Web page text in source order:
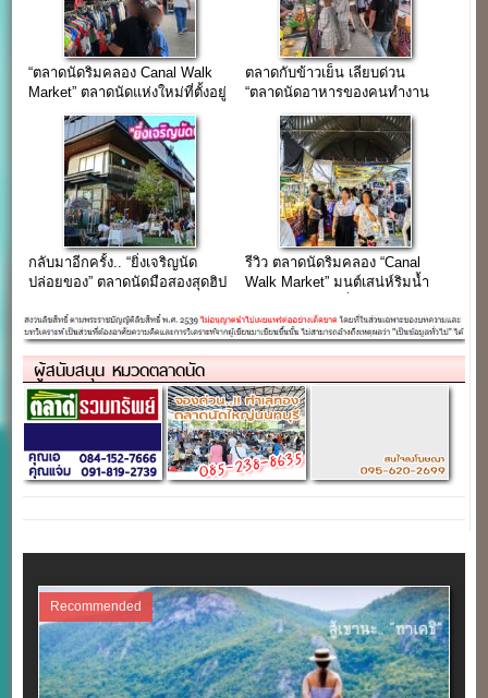
“ตลาดนัดริมคลอง Canal Walk
Market” ตลาดนัดแห่งใหม่ที่ตั้งอยู่
ตลาดกับข้าวเย็น เลียบด่วน
“ตลาดนัดอาหารของคนทำงาน
ในย่านเลียบด่วน รามอินทรา”
กลับมาอีกครั้ง.. “ยิ่งเจริญนัด
ปล่อยของ” ตลาดนัดมือสองสุดฮิป
เม.ย.- 2 พ.ค. 69
รีวิว ตลาดนัดริมคลอง “Canal
Walk Market” มนต์เสน่ห์ริมน้ำ
ของกิน
ผู้สนับสนุน หมวดตลาดนัด
Recommended